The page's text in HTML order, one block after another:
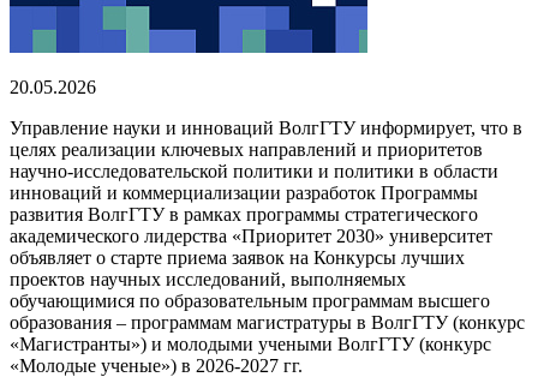
20.05.2026
Управление науки и инноваций ВолгГТУ информирует, что в
целях реализации ключевых направлений и приоритетов
научно-исследовательской политики и политики в области
инноваций и коммерциализации разработок Программы
развития ВолгГТУ в рамках программы стратегического
академического лидерства «Приоритет 2030» университет
объявляет о старте приема заявок на Конкурсы лучших
проектов научных исследований, выполняемых
обучающимися по образовательным программам высшего
образования – программам магистратуры в ВолгГТУ (конкурс
«Магистранты») и молодыми учеными ВолгГТУ (конкурс
«Молодые ученые») в 2026-2027 гг.